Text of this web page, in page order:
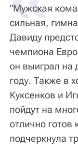
"Мужская
сильная,
Давиду
чемпиона
он выиграл на
году. Также в
Куксенков и
пойдут на
отлично готов
подчеркнула